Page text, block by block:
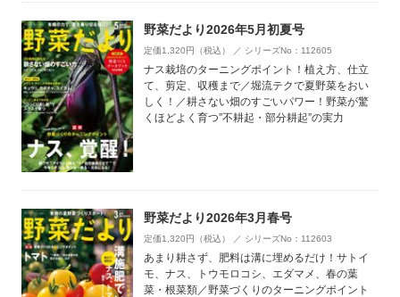
野菜だより2026年5月初夏号
定価1,320円（税込） ／ シリーズNo：112605
ナス栽培のターニングポイント！植え方、仕立
て、剪定、収穫まで／堀流テクで夏野菜をおい
しく！／耕さない畑のすごいパワー！野菜が驚
くほどよく育つ”不耕起・部分耕起”の実力
野菜だより2026年3月春号
定価1,320円（税込） ／ シリーズNo：112603
あまり耕さず、肥料は溝に埋めるだけ！サトイ
モ、ナス、トウモロコシ、エダマメ、春の葉
菜・根菜類／野菜づくりのターニングポイント